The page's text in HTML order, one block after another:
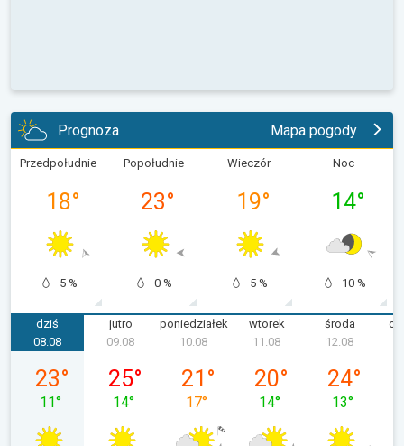
Prognoza Mapa pogody
Przedpołudnie
18°
5 %
Popołudnie
23°
0 %
Wieczór
19°
5 %
Noc
14°
10 %
dziś
sobota, 08.08
08.08
23°
11°
jutro
09.08
25°
14°
poniedziałek
10.08
21 °
17°
wtorek
11.08
20°
14°
środa
12.08
24°
13°